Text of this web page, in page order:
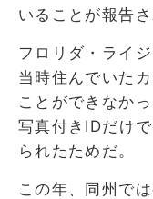
いることが報告さ
フロリダ・ライ
当時住んでいた
ことができなか
写真付きIDだけ
られたためだ。
この年、同州で